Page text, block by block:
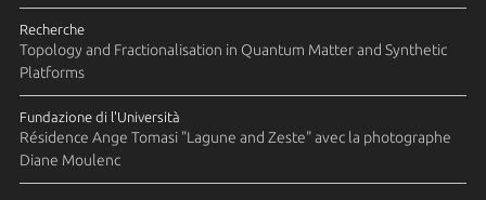
Recherche
Topology and Fractionalisation in Quantum Matter and Synthetic
Platforms
Fundazione di l'Università
Résidence Ange Tomasi "Lagune and Zeste" avec la photographe
Diane Moulenc